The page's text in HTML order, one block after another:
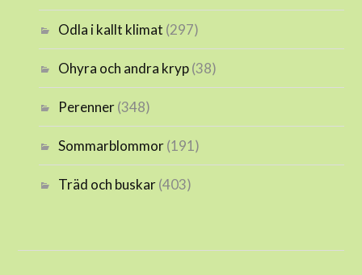
Odla i kallt klimat (297)
Ohyra och andra kryp(38)
Perenner(348)
Sommarblommor(191)
Träd och buskar(403)